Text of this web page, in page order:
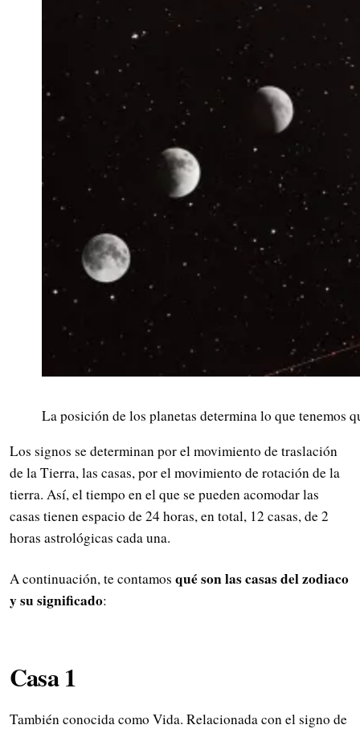
La posición de los planetas determina lo que tenemos
Los signos se determinan por el movimiento de traslación
de la Tierra, las casas, por el movimiento de rotación de la
tierra. Así, el tiempo en el que se pueden acomodar las
casas tienen espacio de 24 horas, en total, 12 casas, de 2
horas astrológicas cada una.
A continuación, te contamos qué son las casas del zodiaco
y su significado:
Casa 1
También conocida como Vida. Relacionada con el signo de